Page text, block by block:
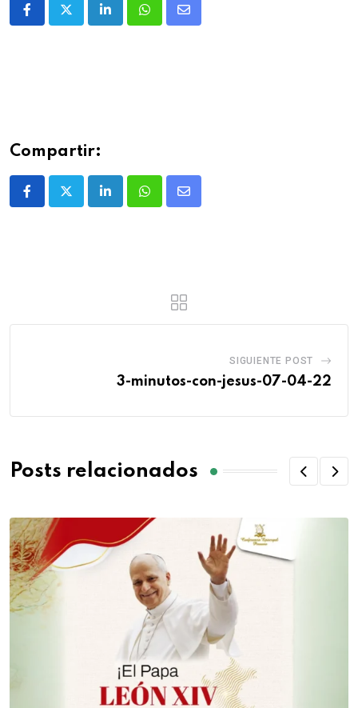
Compartir:
SIGUIENTE POST
3-minutos-con-jesus-07-04-22
Posts relacionados